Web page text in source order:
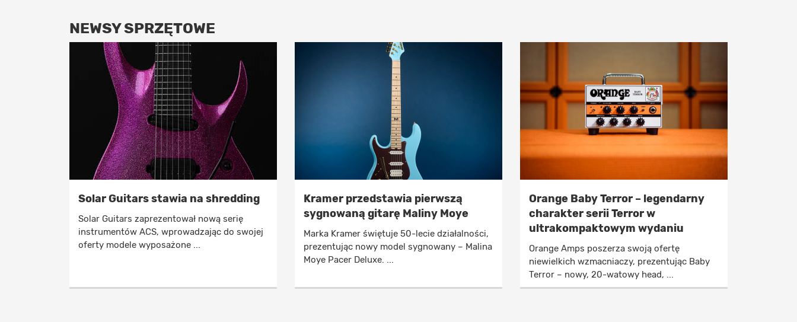
NEWSY SPRZĘTOWE
Solar Guitars stawia na shredding
Solar Guitars zaprezentował nową serię
instrumentów ACS, wprowadzając do swojej
oferty modele wyposażone ...
Kramer przedstawia pierwszą
sygnowaną gitarę Maliny Moye
Marka Kramer świętuje 50-lecie działalności,
prezentując nowy model sygnowany – Malina
Moye Pacer Deluxe. ...
Orange Baby Terror – legendarny
charakter serii Terror w
ultrakompaktowym wydaniu
Orange Amps poszerza swoją ofertę
niewielkich wzmacniaczy, prezentując Baby
Terror – nowy, 20-watowy head, ...